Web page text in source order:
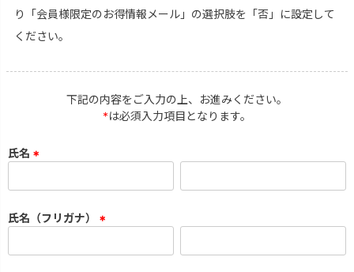
り「会員様限定のお得情報メール」の選択肢を「否」に設定して
ください。
下記の内容をご入力の上、お進みください。
*は必須入力項目となります。
氏名
必
)
氏名（フリガナ）
必